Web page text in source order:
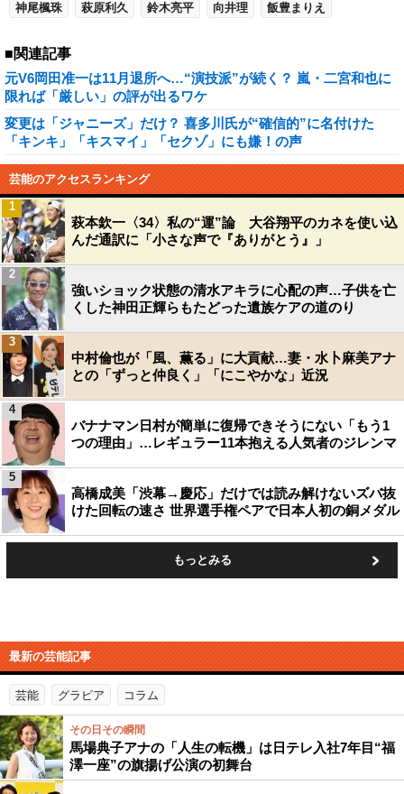
神尾楓珠 萩原利久 鈴木亮平 向井理 飯豊まりえ
■関連記事
元V6岡田准一は11月退所へ…“演技派”が続く？ 嵐・二宮和也に
限れば「厳しい」の評が出るワケ
変更は「ジャニーズ」だけ？ 喜多川氏が“確信的”に名付けた
「キンキ」「キスマイ」「セクゾ」にも嫌！の声
芸能のアクセスランキング
萩本欽一〈34〉私の“運”論 大谷翔平のカネを使い込
んだ通訳に「小さな声で『ありがとう』」
1
強いショック状態の清水アキラに心配の声…子供を亡
くした神田正輝らもたどった遺族ケアの道のり
2
中村倫也が「風、薫る」に大貢献…妻・水卜麻美アナ
との「ずっと仲良く」「にこやかな」近況
3
バナナマン日村が簡単に復帰できそうにない「もう1
つの理由」…レギュラー11本抱える人気者のジレンマ
4
高橋成美「渋幕→慶応」だけでは読み解けないズバ抜
けた回転の速さ 世界選手権ペアで日本人初の銅メダル
5
もっとみる
最新の芸能記事
芸能 グラビア コラム
その日その瞬間
馬場典子アナの「人生の転機」は日テレ入社7年目“福
澤一座”の旗揚げ公演の初舞台